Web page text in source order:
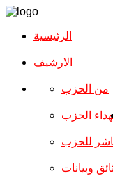
الرئيسية
الارشیف
من الحزب
الحزب
للحزب
وبيانات